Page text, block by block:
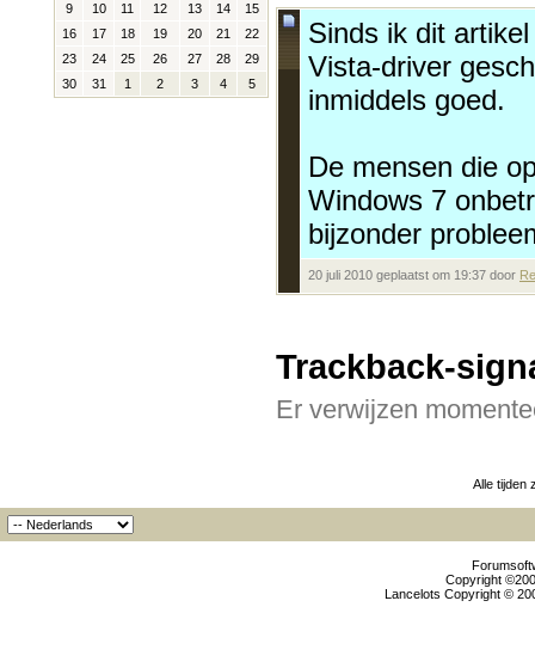
Sinds ik dit
Vista-driver
inmiddels goed.
De mensen die
Windows 7
bijzonder
20 juli 2010 geplaatst om 19:37 door
Trackback-
Er verwijzen
9
10 11 12 13 14
15
16
17 18 19 20 21
22
23
24 25 26 27 28
29
30
31 1 2 3 4 5
Alle tijden
Copyright
Lancelots Copyright ©